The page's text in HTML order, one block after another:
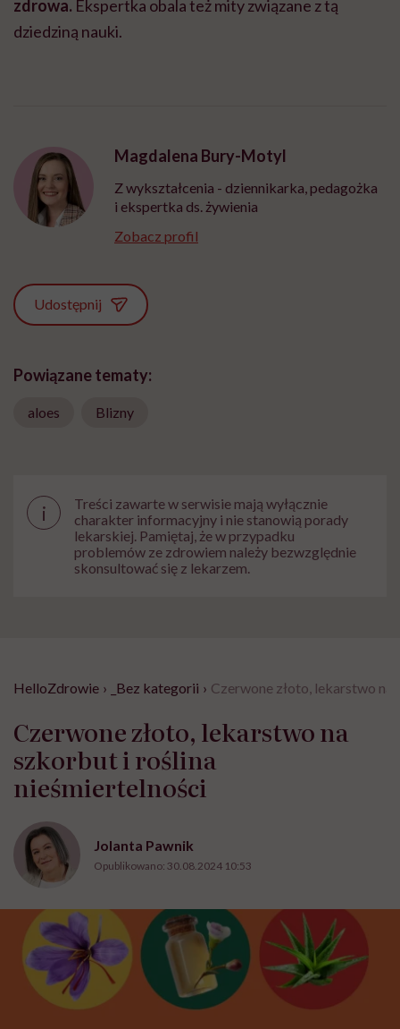
zdrowa. Ekspertka obala też mity związane z tą
dziedziną nauki.
Magdalena Bury-Motyl
Z wykształcenia - dziennikarka, pedagożka
i ekspertka ds. żywienia
Zobacz profil
Udostępnij
Powiązane tematy:
aloes Blizny
i
Treści zawarte w serwisie mają wyłącznie
charakter informacyjny i nie stanowią porady
lekarskiej. Pamiętaj, że w przypadku
problemów ze zdrowiem należy bezwzględnie
skonsultować się z lekarzem.
HelloZdrowie › _Bez kategorii › Czerwone złoto, lekarstwo
Czerwone złoto, lekarstwo na
szkorbut i roślina
nieśmiertelności
Jolanta Pawnik
Opublikowano: 30.08.2024 10:53